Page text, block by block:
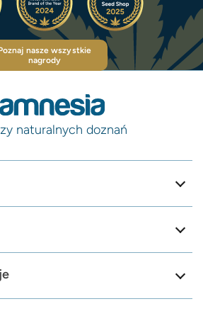
nasze wszystkie
nagrody
naturalnych doznań